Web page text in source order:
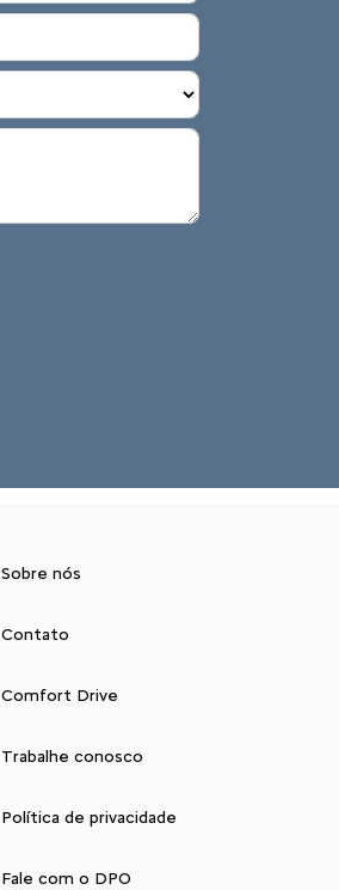
Sobre nós
Contato
Comfort Drive
Trabalhe conosco
Política de privacidade
Fale com o DPO